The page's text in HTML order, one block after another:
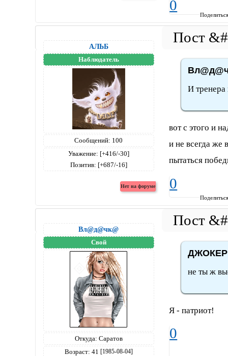
0
АЛЬБ
Наблюдатель
Сообщений: 100
Уважение: [+416/-30]
Позитив: [+687/-16]
И тренера
вот с этого и
и не всегда же
пытаться
0
Вл@д@чк@
Свой
Откуда: Саратов
Возраст: 41 [1985-08-04]
ДЖОКЕР
не ты ж
Я - патриот!
0